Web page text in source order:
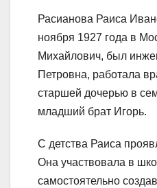
Расианова Раиса
ноября 1927 года в
Михайлович, был
Петровна, работала
старшей дочерью в
младший брат Игорь.
С детства Раиса
Она участвовала в
самостоятельно